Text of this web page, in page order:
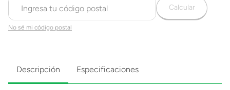
No sé mi código postal
Calcular
Descripción Especificaciones